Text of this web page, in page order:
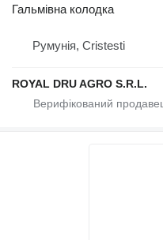
Гальмівна колодка
Румунія, Cristesti
ROYAL DRU AGRO S.R.L.